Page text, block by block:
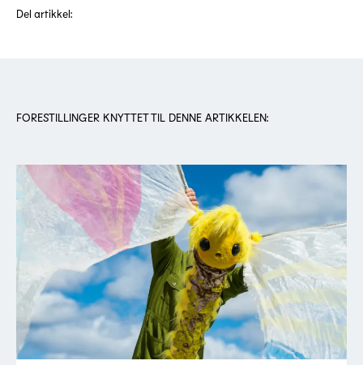
Del artikkel:
FORESTILLINGER KNYTTET TIL DENNE ARTIKKELEN: